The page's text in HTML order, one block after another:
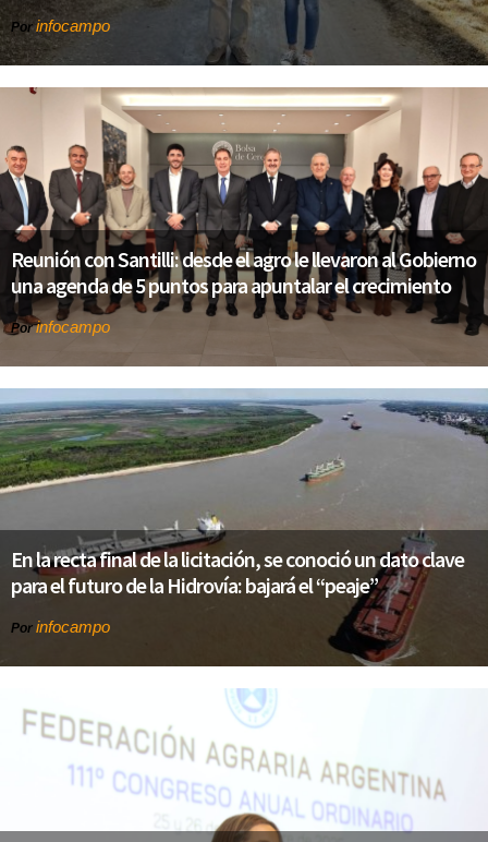
Porinfocampo
Reunión con Santilli: desde el agro le llevaron al Gobierno
una agenda de 5 puntos para apuntalar el crecimiento
Porinfocampo
En la recta final de la licitación, se conoció un dato clave
para el futuro de la Hidrovía: bajará el “peaje”
Por infocampo